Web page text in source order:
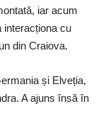
iar acum
interacționa cu
din Craiova.
și Elveția,
A ajuns însă în